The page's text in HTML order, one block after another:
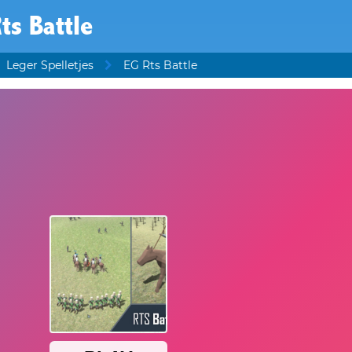
Battle
Leger Spelletjes EG Rts Battle